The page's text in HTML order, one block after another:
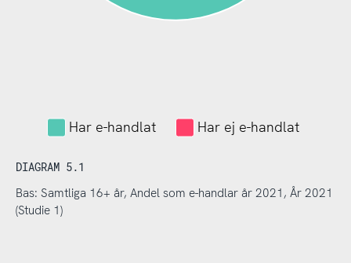
Har e-handlat Har ej e-handlat
DIAGRAM 5.1
Bas: Samtliga 16+ år, Andel som e-handlar år 2021, År 2021
(Studie 1)